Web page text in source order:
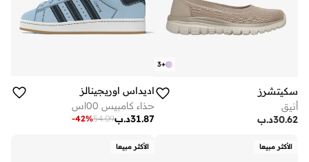
+
3
سكيتشرز
أنيق
د.ب30.62
اديداس اوريجينالز
حذاء كامبيس 00اس
د.ب31.87
54.09
-42%
الأكثر مبيعا الأكثر مبيعا